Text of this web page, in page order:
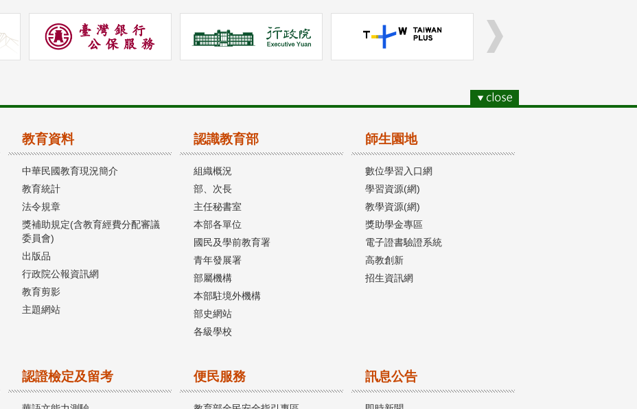
教育資料
中華民國教育現況簡介
教育統計
法令規章
獎補助規定(含教育經費分配審議
委員會)
出版品
行政院公報資訊網
教育剪影
主題網站
認識教育部
組織概況
部、次長
主任秘書室
本部各單位
國民及學前教育署
青年發展署
部屬機構
本部駐境外機構
部史網站
各級學校
師生園地
數位學習入口網
學習資源(網)
教學資源(網)
獎助學金專區
電子證書驗證系統
高教創新
招生資訊網
認證檢定及留考 便民服務 訊息公告